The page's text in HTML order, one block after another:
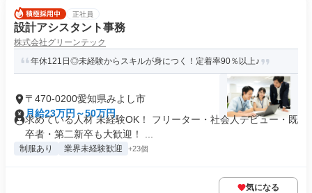
正社員
設計アシスタント事務
株式会社グリーンテック
年休121日◎未経験からスキルが身につく！定着率90％以上♪
〒470-0200愛知県みよし市
月給23万円～50万円
求めている人材 未経験OK！ フリーター・社会人デビュー・既
卒者・第二新卒も大歓迎！ ...
制服あり 業界未経験歓迎 +23個
気になる